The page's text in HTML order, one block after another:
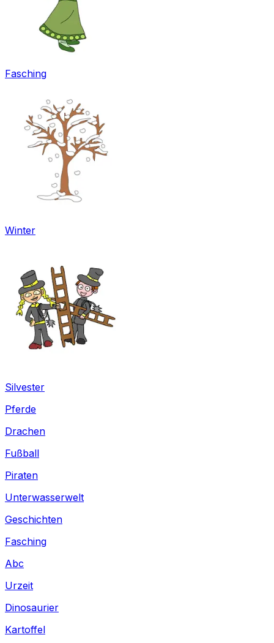
Fasching
Winter
Silvester
Pferde
Drachen
Fußball
Piraten
Unterwasserwelt
Geschichten
Fasching
Abc
Urzeit
Dinosaurier
Kartoffel